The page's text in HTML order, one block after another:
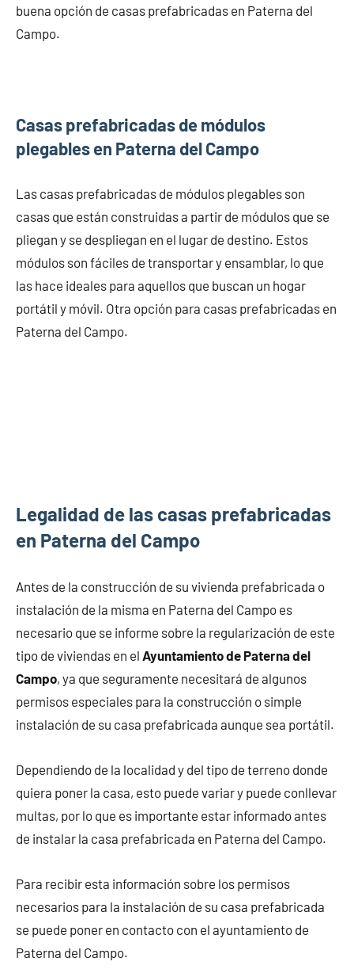
buena opción de casas prefabricadas en Paterna del
Campo.
Casas prefabricadas de módulos
plegables en Paterna del Campo
Las casas prefabricadas de módulos plegables son
casas que están construidas a partir de módulos que se
pliegan y se despliegan en el lugar de destino. Estos
módulos son fáciles de transportar y ensamblar, lo que
las hace ideales para aquellos que buscan un hogar
portátil y móvil. Otra opción para casas prefabricadas en
Paterna del Campo.
Legalidad de las casas prefabricadas
en Paterna del Campo
Antes de la construcción de su vivienda prefabricada o
instalación de la misma en Paterna del Campo es
necesario que se informe sobre la regularización de este
tipo de viviendas en el Ayuntamiento de Paterna del
Campo, ya que seguramente necesitará de algunos
permisos especiales para la construcción o simple
instalación de su casa prefabricada aunque sea portátil.
Dependiendo de la localidad y del tipo de terreno donde
quiera poner la casa, esto puede variar y puede conllevar
multas, por lo que es importante estar informado antes
de instalar la casa prefabricada en Paterna del Campo.
Para recibir esta información sobre los permisos
necesarios para la instalación de su casa prefabricada
se puede poner en contacto con el ayuntamiento de
Paterna del Campo.